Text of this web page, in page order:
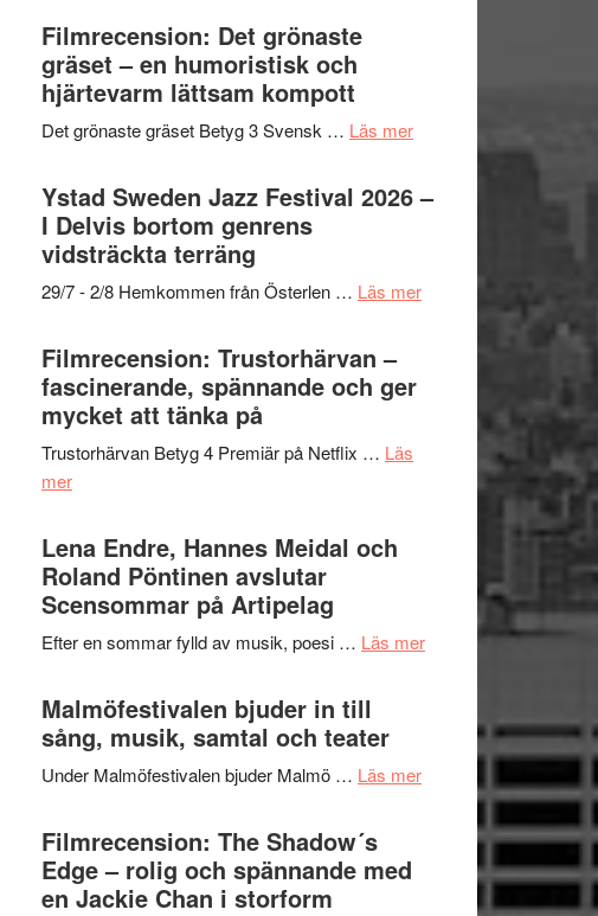
Vrach
Frankenshtey
–
med
Mulder
och
Kulturs
Filmrecension: Det grönaste
gräset – en humoristisk och
hjärtevarm lättsam kompott
Det grönaste gräset Betyg 3 Svensk … Läs merom
Filmrecension:
en
hjärtevarm
Ystad Sweden Jazz Festival 2026 –
I Delvis bortom genrens
vidsträckta terräng
29/7 - 2/8 Hemkommen från Österlen … Läs merom
vidsträckta
Filmrecension: Trustorhärvan –
fascinerande, spännande och ger
mycket att tänka på
Trustorhärvan Betyg 4 Premiär på Netflix … Läs
merom
Trustorhärvan
–
fascinerande,
spännande
och
mycket
att
tänka
Lena Endre, Hannes Meidal och
Roland Pöntinen avslutar
Scensommar på Artipelag
Efter en sommar fylld av musik, poesi … Läs merom
Hannes
Roland
Pöntinen
avslutar
Malmöfestivalen bjuder in till
sång, musik, samtal och teater
Under Malmöfestivalen bjuder Malmö … Läs merom
Malmöfestivalen
Filmrecension: The Shadow´s
Edge – rolig och spännande med
en Jackie Chan i storform